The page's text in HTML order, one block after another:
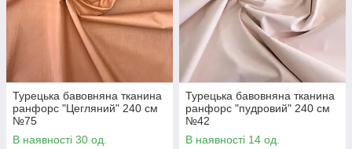
Турецька бавовняна тканина
ранфорс "Цегляний" 240 см
№75
В наявності 30 од.
Турецька бавовняна тканина
ранфорс "пудровий" 240 см
№42
В наявності 14 од.